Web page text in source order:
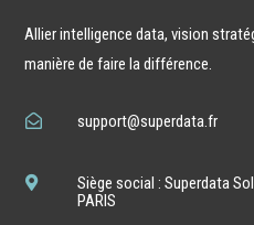
Allier intelligence data, vision
manière de faire la différence.
 support@superdata.fr

Siège social : Superdata
PARIS